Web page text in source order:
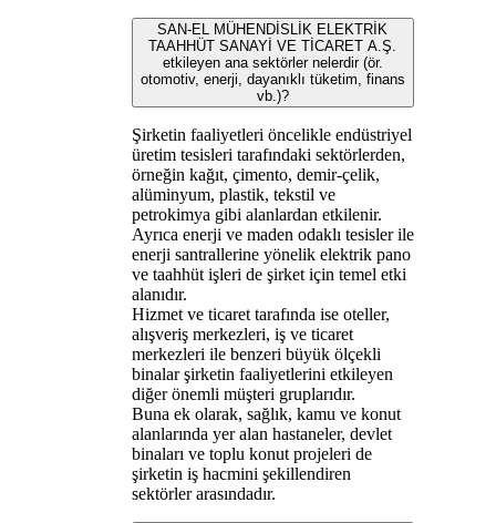
SAN-EL MÜHENDİSLİK ELEKTRİK
TAAHHÜT SANAYİ VE TİCARET A.Ş.
etkileyen ana sektörler nelerdir (ör.
otomotiv, enerji, dayanıklı tüketim, finans
vb.)?
Şirketin faaliyetleri öncelikle endüstriyel
üretim tesisleri tarafındaki sektörlerden,
örneğin kağıt, çimento, demir-çelik,
alüminyum, plastik, tekstil ve
petrokimya gibi alanlardan etkilenir.
Ayrıca enerji ve maden odaklı tesisler ile
enerji santrallerine yönelik elektrik pano
ve taahhüt işleri de şirket için temel etki
alanıdır.
Hizmet ve ticaret tarafında ise oteller,
alışveriş merkezleri, iş ve ticaret
merkezleri ile benzeri büyük ölçekli
binalar şirketin faaliyetlerini etkileyen
diğer önemli müşteri gruplarıdır.
Buna ek olarak, sağlık, kamu ve konut
alanlarında yer alan hastaneler, devlet
binaları ve toplu konut projeleri de
şirketin iş hacmini şekillendiren
sektörler arasındadır.